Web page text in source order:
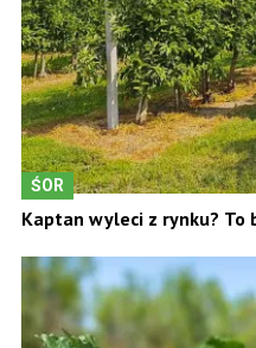
ŚOR
Kaptan wyleci z rynku? To